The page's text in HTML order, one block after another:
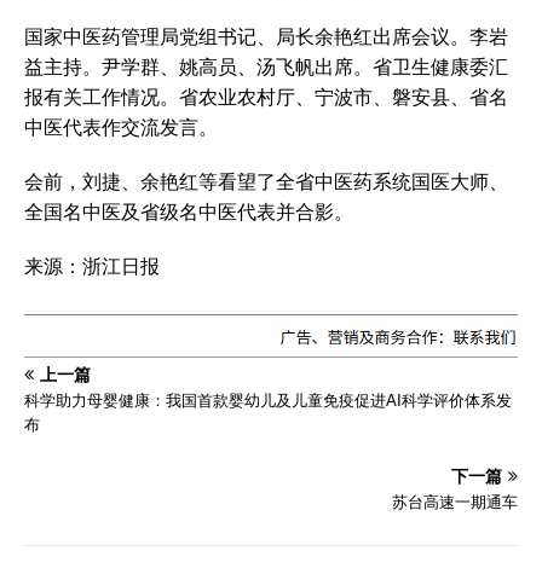
国家中医药管理局党组书记、局长余艳红出席会议。李岩
益主持。尹学群、姚高员、汤飞帆出席。省卫生健康委汇
报有关工作情况。省农业农村厅、宁波市、磐安县、省名
中医代表作交流发言。
会前，刘捷、余艳红等看望了全省中医药系统国医大师、
全国名中医及省级名中医代表并合影。
来源：浙江日报
上一篇
科学助力母婴健康：我国首款婴幼儿及儿童免疫促进AI科学评价体系发
布
下一篇
苏台高速一期通车